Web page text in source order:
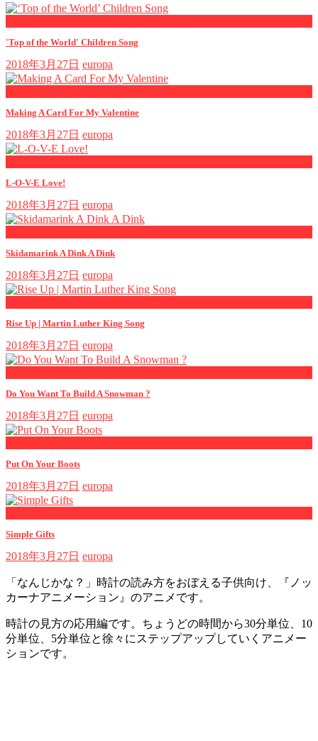
'Top of the World' Children Song
2018年3月27日 europa
Making A Card For My Valentine
2018年3月27日 europa
L-O-V-E Love!
2018年3月27日 europa
Skidamarink A Dink A Dink
2018年3月27日 europa
Rise Up | Martin Luther King Song
2018年3月27日 europa
Do You Want To Build A Snowman ?
2018年3月27日 europa
Put On Your Boots
2018年3月27日 europa
Simple Gifts
2018年3月27日 europa
「なんじかな？」時計の読み方をおぼえる子供向け、『ノッ
カーナアニメーション』のアニメです。
時計の見方の応用編です。ちょうどの時間から30分単位、10
分単位、5分単位と徐々にステップアップしていくアニメー
ションです。